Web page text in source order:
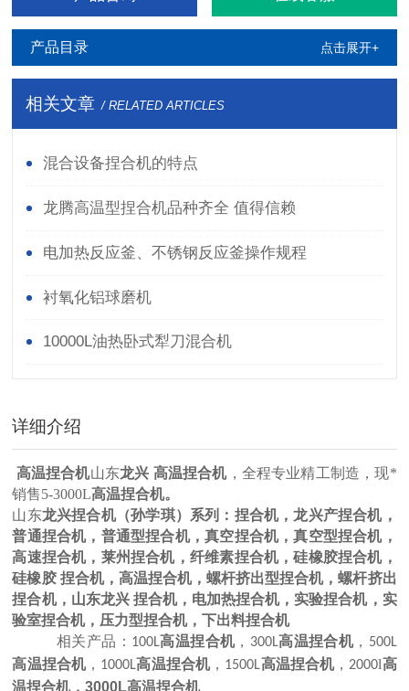
产品目录 点击展开+
相关文章 / RELATED ARTICLES
混合设备捏合机的特点
龙腾高温型捏合机品种齐全 值得信赖
电加热反应釜、不锈钢反应釜操作规程
衬氧化铝球磨机
10000L油热卧式犁刀混合机
详细介绍
高温捏合机山东龙兴 高温捏合机， 全程专业精工制造，现*
销售5-3000L高温捏合机。
山东龙兴捏合机（孙学琪） 系列： 捏合机，龙兴产捏合机，
普通捏合机，普通型捏合机，真空捏合机，真空型捏合机，
高速捏合机，莱州捏合机，纤维素捏合机，硅橡胶捏合机，
硅橡胶 捏合机，高温捏合机，螺杆挤出型捏合机，螺杆挤出
捏合机，山东龙兴 捏合机，电加热捏合机，实验捏合机，实
验室捏合机，压力型捏合机，下出料捏合机
相关产品：100L高温捏合机，300L高温捏合机，500L
高温捏合机，1000L高温捏合机，1500L高温捏合机，2000l高
温捏合机，3000L高温捏合机